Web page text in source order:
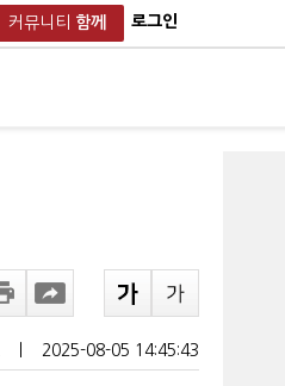
커뮤니티 함께 로그인
2025-08-05 14:45:43